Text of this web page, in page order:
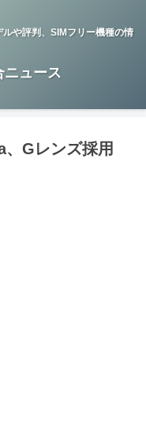
や評判、SIMフリー機種の情
ニュース
Gレンズ採用